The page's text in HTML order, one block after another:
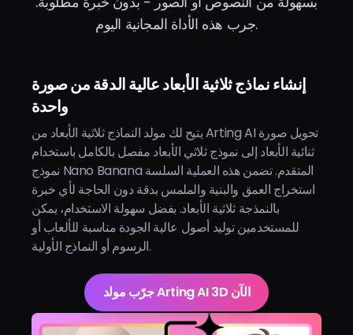
جرب هذه الأداة المجانية اليوم.
إنشاء نماذج ثلاثية الأبعاد عالية الدقة من صورة
واحدة
يتيح لك مولد النماذج ثلاثية الأبعاد من Arting AI تحويل صورة
ثنائية الأبعاد إلى نموذج ثلاثي الأبعاد مفصل بالكامل باستخدام
نموذج Nano Banana المتقدم. تضمن هذه العملية السلسة
استخراج العمق والبنية والملمس بدقة دون الحاجة لأي خبرة
بالنمذجة ثلاثية الأبعاد. بفضل سهولة الاستخدام، يمكن
للمستخدمين توليد أصول عالية الجودة مناسبة للألعاب أو
الرسوم أو النماذج الأولية.
جرّب مولد Arting AI 3D الآن